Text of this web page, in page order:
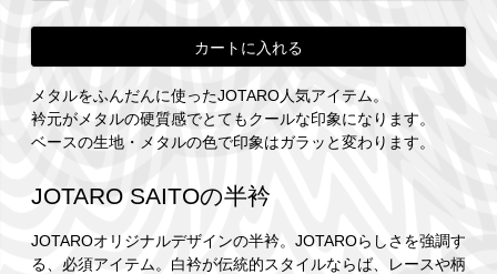
カートに入れる
メタルをふんだんに使ったJOTARO人気アイテム。
衿元がメタルの硬質感でとてもクールな印象になります。
ベースの生地・メタルの色で印象はガラッと変わります。
JOTARO SAITOの半衿
JOTAROオリジナルデザインの半衿。JOTAROらしさを強調す
る、必須アイテム。白衿が伝統的スタイルならば、レースや柄